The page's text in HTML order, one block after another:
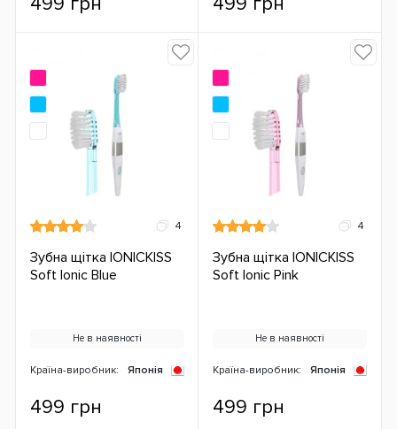
4
Зубна щітка IONICKISS
Soft Ionic Blue
Не в наявності
Країна-виробник: Японія
499 грн
4
Зубна щітка IONICKISS
Soft Ionic Pink
Не в наявності
Країна-виробник: Японія
499 грн